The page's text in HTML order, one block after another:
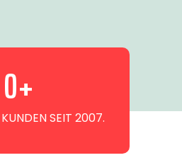
SEIT 2007.
0+